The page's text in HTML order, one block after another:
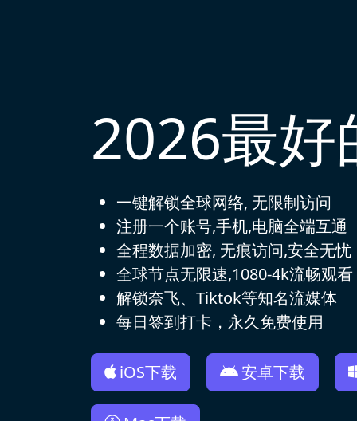
2026最好
一键解锁全球网络, 无限制访问
注册一个账号,手机,电脑全端互通
全程数据加密, 无痕访问,安全无忧
全球节点无限速,1080-4k流畅观看
解锁奈飞、Tiktok等知名流媒体
每日签到打卡，永久免费使用
iOS下载 安卓下载